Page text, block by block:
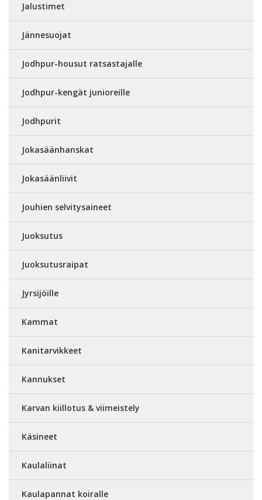
Jalustimet
Jännesuojat
Jodhpur-housut ratsastajalle
Jodhpur-kengät junioreille
Jodhpurit
Jokasäänhanskat
Jokasäänliivit
Jouhien selvitysaineet
Juoksutus
Juoksutusraipat
Jyrsijöille
Kammat
Kanitarvikkeet
Kannukset
Karvan kiillotus & viimeistely
Käsineet
Kaulaliinat
Kaulapannat koiralle